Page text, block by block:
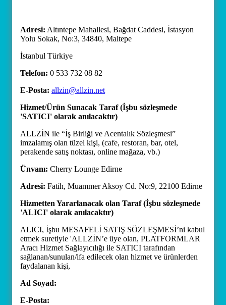
Adresi: Altıntepe Mahallesi, Bağdat Caddesi, İstasyon
Yolu Sokak, No:3, 34840, Maltepe
İstanbul Türkiye
Telefon: 0 533 732 08 82
E-Posta: allzin@allzin.net
Hizmet/Ürün Sunacak Taraf (İşbu sözleşmede
'SATICI' olarak anılacaktır)
ALLZİN ile “İş Birliği ve Acentalık Sözleşmesi”
imzalamış olan tüzel kişi, (cafe, restoran, bar, otel,
perakende satış noktası, online mağaza, vb.)
Ünvanı: Cherry Lounge Edirne
Adresi: Fatih, Muammer Aksoy Cd. No:9, 22100 Edirne
Hizmetten Yararlanacak olan Taraf (İşbu sözleşmede
'ALICI' olarak anılacaktır)
ALICI, İşbu MESAFELİ SATIŞ SÖZLEŞMESİ’ni kabul
etmek suretiyle 'ALLZİN’e üye olan, PLATFORMLAR
Aracı Hizmet Sağlayıcılığı ile SATICI tarafından
sağlanan/sunulan/ifa edilecek olan hizmet ve ürünlerden
faydalanan kişi,
Ad Soyad:
E-Posta: